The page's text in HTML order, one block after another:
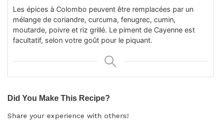
Les épices à Colombo peuvent être remplacées par un
mélange de coriandre, curcuma, fenugrec, cumin,
moutarde, poivre et riz grillé. Le piment de Cayenne est
facultatif, selon votre goût pour le piquant.
Did You Make This Recipe?
Share your experience with others!